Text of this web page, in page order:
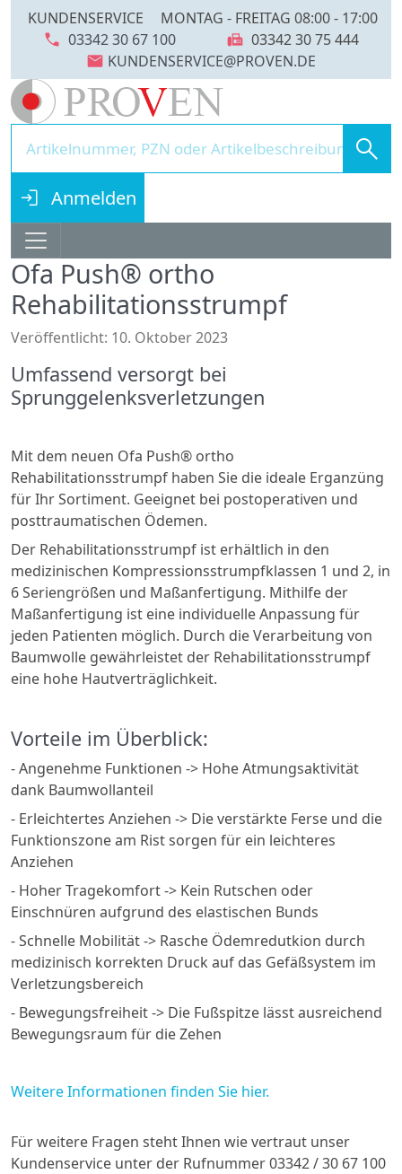
KUNDENSERVICE MONTAG - FREITAG 08:00 - 17:00
call 03342 30 67 100 fax 03342 30 75 444
mail
search
login Anmelden
Ofa Push® ortho
Rehabilitationsstrumpf
Details
Veröffentlicht: 10. Oktober 2023
Umfassend versorgt bei
Sprunggelenksverletzungen
Mit dem neuen Ofa Push® ortho
Rehabilitationsstrumpf haben Sie die ideale Erganzüng
für Ihr Sortiment. Geeignet bei postoperativen und
posttraumatischen Ödemen.
Der Rehabilitationsstrumpf ist erhältlich in den
medizinischen Kompressionsstrumpfklassen 1 und 2, in
6 Seriengrößen und Maßanfertigung. Mithilfe der
Maßanfertigung ist eine individuelle Anpassung für
jeden Patienten möglich. Durch die Verarbeitung von
Baumwolle gewährleistet der Rehabilitationsstrumpf
eine hohe Hautverträglichkeit.
Vorteile im Überblick:
- Angenehme Funktionen -> Hohe Atmungsaktivität
dank Baumwollanteil
- Erleichtertes Anziehen -> Die verstärkte Ferse und die
Funktionszone am Rist sorgen für ein leichteres
Anziehen
- Hoher Tragekomfort -> Kein Rutschen oder
Einschnüren aufgrund des elastischen Bunds
- Schnelle Mobilität -> Rasche Ödemredutkion durch
medizinisch korrekten Druck auf das Gefäßsystem im
Verletzungsbereich
- Bewegungsfreiheit -> Die Fußspitze lässt ausreichend
Bewegungsraum für die Zehen
Weitere Informationen finden Sie hier.
Für weitere Fragen steht Ihnen wie vertraut unser
Kundenservice unter der Rufnummer 03342 / 30 67 100